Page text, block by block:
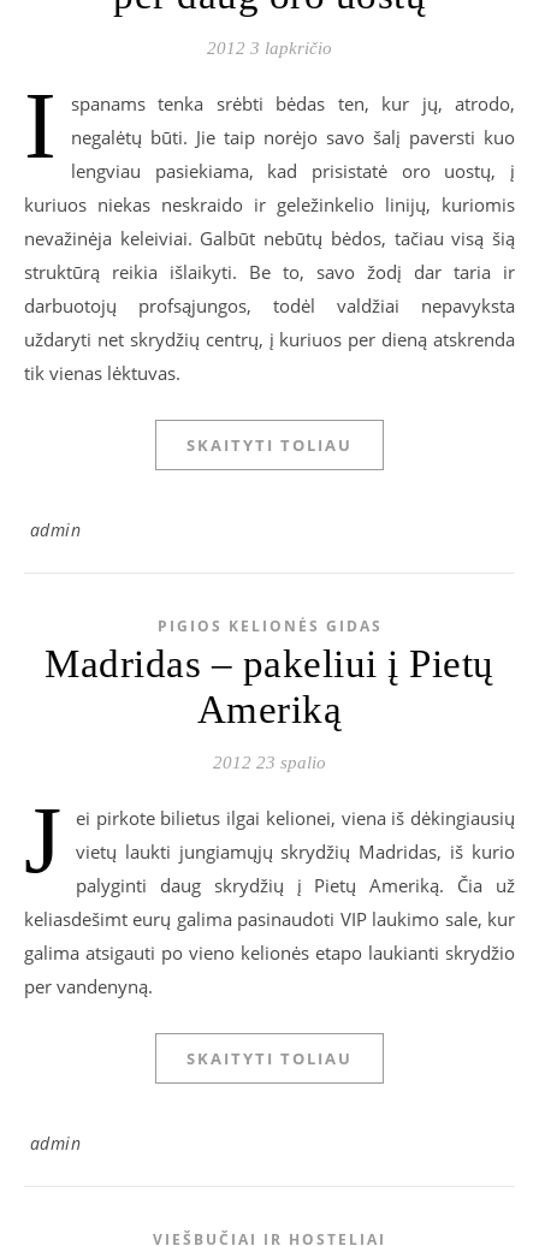
2012 3 lapkričio
I
spanams tenka srėbti bėdas ten, kur jų, atrodo,
negalėtų būti. Jie taip norėjo savo šalį paversti kuo
lengviau pasiekiama, kad prisistatė oro uostų, į
kuriuos niekas neskraido ir geležinkelio linijų, kuriomis
nevažinėja keleiviai. Galbūt nebūtų bėdos, tačiau visą šią
struktūrą reikia išlaikyti. Be to, savo žodį dar taria ir
darbuotojų profsąjungos, todėl valdžiai nepavyksta
uždaryti net skrydžių centrų, į kuriuos per dieną atskrenda
tik vienas lėktuvas.
SKAITYTI TOLIAU
admin
PIGIOS KELIONĖS GIDAS
Madridas – pakeliui į Pietų
Ameriką
2012 23 spalio
J
ei pirkote bilietus ilgai kelionei, viena iš dėkingiausių
vietų laukti jungiamųjų skrydžių Madridas, iš kurio
palyginti daug skrydžių į Pietų Ameriką. Čia už
keliasdešimt eurų galima pasinaudoti VIP laukimo sale, kur
galima atsigauti po vieno kelionės etapo laukianti skrydžio
per vandenyną.
SKAITYTI TOLIAU
admin
VIEŠBUČIAI IR HOSTELIAI